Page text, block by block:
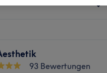
93 Bewertungen